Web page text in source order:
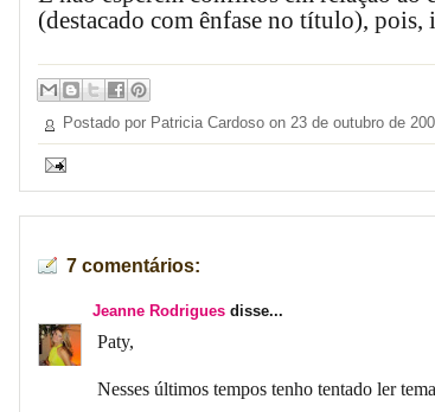
(destacado com ênfase no título), pois,
Postado por Patricia Cardoso on 23 de outubro de
7 comentários:
Jeanne Rodrigues disse...
Paty,
Nesses últimos tempos tenho tentado ler